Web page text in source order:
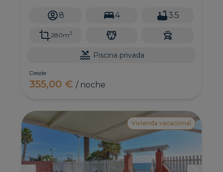
exclusivo sin renunciar a nada.
8 4 3.5
280m2
Piscina privada
Desde
355,00 €/ noche
Vivienda vacacional